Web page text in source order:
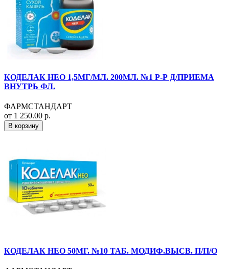
КОДЕЛАК НЕО 1,5МГ/МЛ. 200МЛ. №1 Р-Р Д/ПРИЕМА
ВНУТРЬ ФЛ.
ФАРМСТАНДАРТ
от 1 250.00 р.
В корзину
КОДЕЛАК НЕО 50МГ. №10 ТАБ. МОДИФ.ВЫСВ. П/П/О